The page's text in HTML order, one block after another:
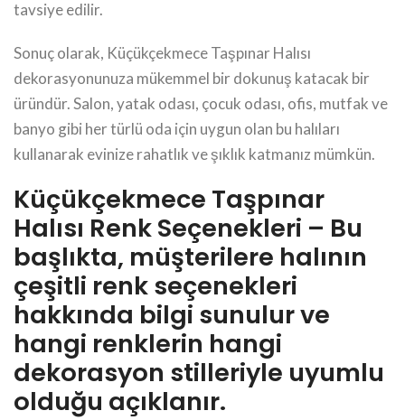
tavsiye edilir.
Sonuç olarak, Küçükçekmece Taşpınar Halısı
dekorasyonunuza mükemmel bir dokunuş katacak bir
üründür. Salon, yatak odası, çocuk odası, ofis, mutfak ve
banyo gibi her türlü oda için uygun olan bu halıları
kullanarak evinize rahatlık ve şıklık katmanız mümkün.
Küçükçekmece Taşpınar
Halısı Renk Seçenekleri – Bu
başlıkta, müşterilere halının
çeşitli renk seçenekleri
hakkında bilgi sunulur ve
hangi renklerin hangi
dekorasyon stilleriyle uyumlu
olduğu açıklanır.